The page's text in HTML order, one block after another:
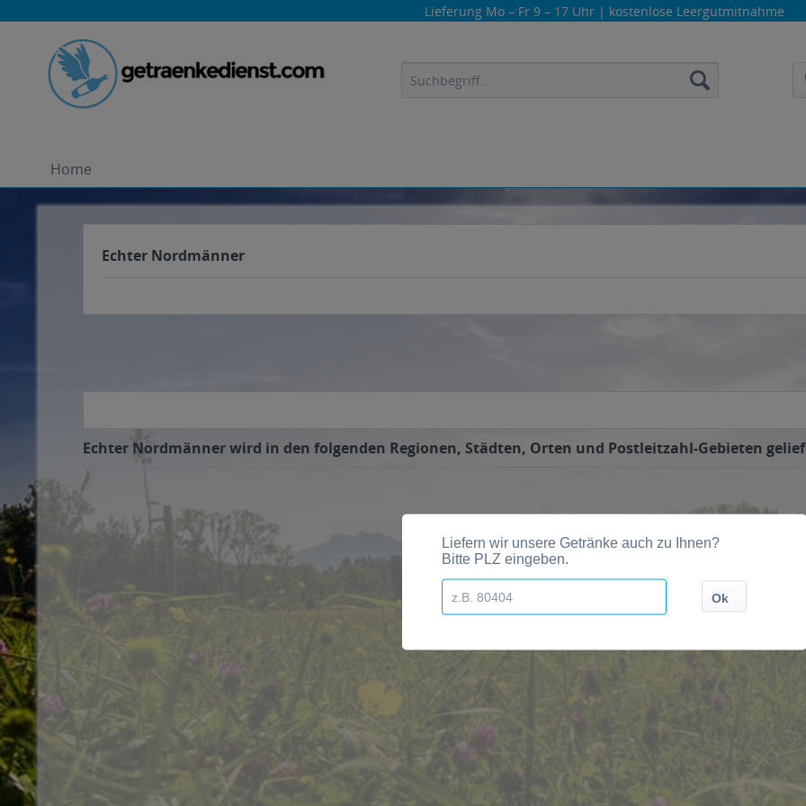
Lieferung Mo – Fr 9 – 17 Uhr | kostenlose Leergutmitnahme
Home
Echter Nordmänner
Echter Nordmänner wird in den folgenden Regionen, Städten, Orten und Postleitzahl-Gebieten